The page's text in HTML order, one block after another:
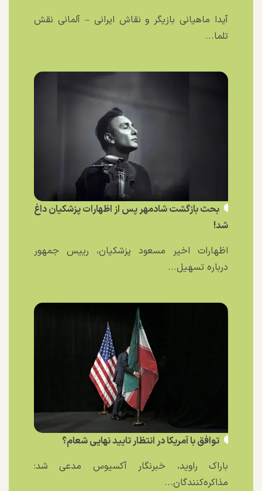
آیدا ماهیانی بازیگر و نقاش ایرانی – آلمانی نقش
تلما...
بحث بازگشت شادمهر پس از اظهارات پزشکیان داغ
شد!
اظهارات اخیر مسعود پزشکیان، رییس جمهور
درباره تسهیل...
توافق با آمریکا در انتظار تایید نهایی شعام؟
باراک راوید، خبرنگار آکسیوس مدعی شد:
مذاکره‌کنندگان...